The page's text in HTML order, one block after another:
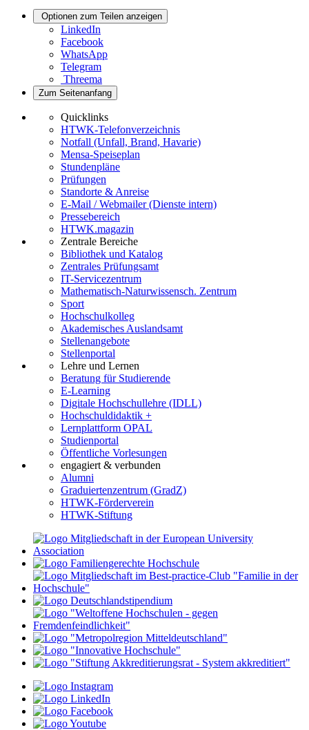
Optionen zum Teilen anzeigen
LinkedIn
Facebook
WhatsApp
Telegram
Threema
Zum Seitenanfang
Quicklinks
HTWK-Telefonverzeichnis
Notfall (Unfall, Brand, Havarie)
Mensa-Speiseplan
Stundenpläne
Prüfungen
Standorte & Anreise
E-Mail / Webmailer (Dienste intern)
Pressebereich
HTWK.magazin
Zentrale Bereiche
Bibliothek und Katalog
Zentrales Prüfungsamt
IT-Servicezentrum
Mathematisch-Naturwissensch. Zentrum
Sport
Hochschulkolleg
Akademisches Auslandsamt
Stellenangebote
Stellenportal
Lehre und Lernen
Beratung für Studierende
E-Learning
Digitale Hochschullehre (IDLL)
Hochschuldidaktik +
Lernplattform OPAL
Studienportal
Öffentliche Vorlesungen
engagiert & verbunden
Alumni
Graduiertenzentrum (GradZ)
HTWK-Förderverein
HTWK-Stiftung